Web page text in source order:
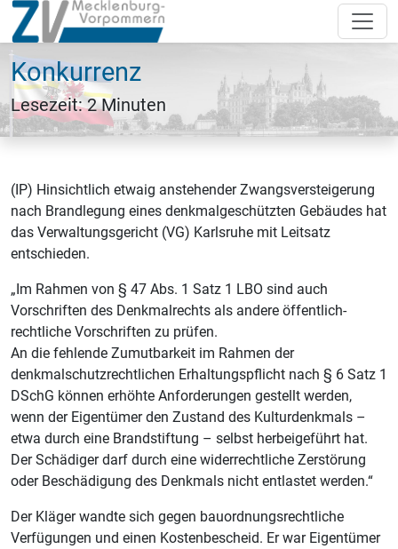
Konkurrenz
Lesezeit: 2 Minuten
(IP) Hinsichtlich etwaig anstehender Zwangsversteigerung
nach Brandlegung eines denkmalgeschützten Gebäudes hat
das Verwaltungsgericht (VG) Karlsruhe mit Leitsatz
entschieden.
„Im Rahmen von § 47 Abs. 1 Satz 1 LBO sind auch
Vorschriften des Denkmalrechts als andere öffentlich-
rechtliche Vorschriften zu prüfen.
An die fehlende Zumutbarkeit im Rahmen der
denkmalschutzrechtlichen Erhaltungspflicht nach § 6 Satz 1
DSchG können erhöhte Anforderungen gestellt werden,
wenn der Eigentümer den Zustand des Kulturdenkmals –
etwa durch eine Brandstiftung – selbst herbeigeführt hat.
Der Schädiger darf durch eine widerrechtliche Zerstörung
oder Beschädigung des Denkmals nicht entlastet werden.“
Der Kläger wandte sich gegen bauordnungsrechtliche
Verfügungen und einen Kostenbescheid. Er war Eigentümer